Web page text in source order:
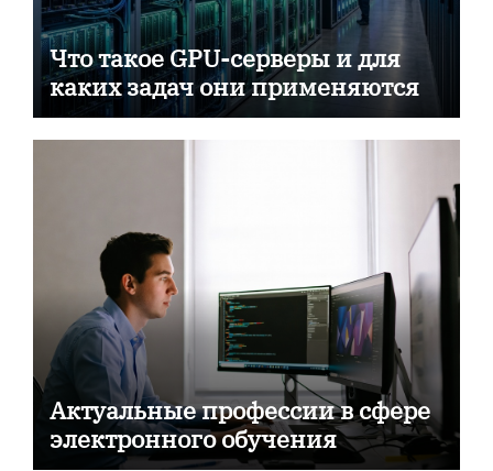
Что такое GPU-серверы и для
каких задач они применяются
Актуальные профессии в сфере
электронного обучения